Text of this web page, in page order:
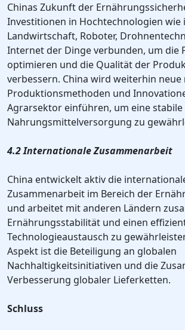
Chinas Zukunft der
Investitionen in Hochtechnologien wie
Landwirtschaft, Roboter,
Internet der Dinge verbunden, um die
optimieren und die Qualität der
verbessern. China wird weiterhin
Produktionsmethoden und
Agrarsektor einführen, um eine stabile
Nahrungsmittelversorgung zu
4.2 Internationale Zusammenarbeit
China entwickelt aktiv die
Zusammenarbeit im Bereich der
und arbeitet mit anderen Ländern
Ernährungsstabilität und einen
Technologieaustausch zu
Aspekt ist die Beteiligung an globalen
Nachhaltigkeitsinitiativen und die
Verbesserung globaler Lieferketten.
Schluss